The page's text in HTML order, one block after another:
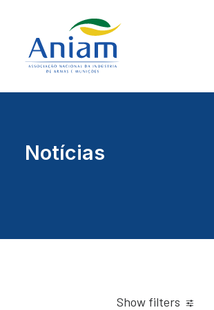
Notícias
Show filters